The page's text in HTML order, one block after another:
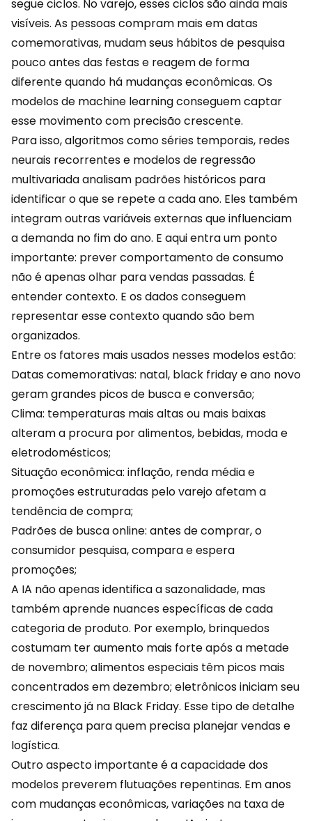
segue ciclos. No varejo, esses ciclos são ainda mais
visíveis. As pessoas compram mais em datas
comemorativas, mudam seus hábitos de pesquisa
pouco antes das festas e reagem de forma
diferente quando há mudançaseconômicas. Os
modelos de machine learning conseguem captar
esse movimento com precisão crescente.
Para isso, algoritmos como séries temporais, redes
neurais recorrentes e modelos de regressão
multivariada analisam padrões históricos para
identificar o que se repete a cada ano. Eles também
integram outras variáveis externas que influenciam
a demanda no fim do ano. E aqui entra um ponto
importante: prever comportamento de consumo
não é apenas olhar para vendas passadas. É
entender contexto. E os dados conseguem
representar esse contexto quando são bem
organizados.
Entre os fatores mais usados nesses modelos estão:
Datas comemorativas: natal, black fridaye ano novo
geram grandes picos de busca e conversão;
Clima: temperaturas mais altas ou mais baixas
alteram a procura por alimentos, bebidas, moda e
eletrodomésticos;
Situação econômica: inflação, renda média e
promoções estruturadas pelo varejo afetam a
tendência de compra;
Padrões de busca online: antes de comprar, o
consumidor pesquisa, compara e espera
promoções;
A IA não apenas identifica a sazonalidade, mas
também aprende nuances específicas de cada
categoria de produto. Por exemplo, brinquedos
costumam ter aumento mais forte após a metade
de novembro; alimentosespeciais têm picos mais
concentrados em dezembro; eletrônicos iniciam seu
crescimento já na Black Friday. Esse tipo de detalhe
faz diferença para quem precisa planejar vendas e
logística.
Outro aspecto importante é a capacidade dos
modelos preverem flutuações repentinas. Em anos
com mudanças econômicas, variações na taxa de